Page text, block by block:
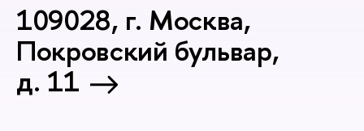
109028, г. Москва,
Покровский бульвар,
д. 11